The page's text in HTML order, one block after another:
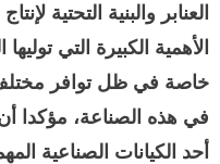
العنابر والبنية التحتية
الأهمية الكبيرة التي
خاصة في ظل توافر مختلف
في هذه الصناعة، مؤكدا
أحد الكيانات الصناعية